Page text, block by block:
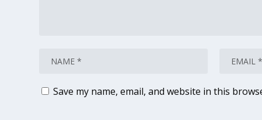
Save my name, email, and website in this